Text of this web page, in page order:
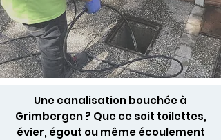
Une canalisation bouchée à
Grimbergen ? Que ce soit toilettes,
évier, égout ou même écoulement